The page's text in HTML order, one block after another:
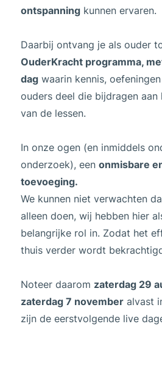
ontspanningkunnen ervaren.
Daarbij ontvang je als ouder
OuderKracht programma,
dagwaarin kennis,
ouders deel die bijdragen
van de lessen.
In onze ogen (en inmiddels
onderzoek), een onmisbare
toevoeging.
We kunnen niet verwachten
alleen doen, wij hebben hier
belangrijke rol in. Zodat het
thuis verder wordt
Noteer daarom zaterdag 29
zaterdag 7 novemberalvast
zijn de eerstvolgende live